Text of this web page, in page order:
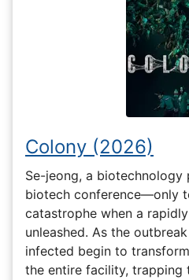
Colony (2026)
Se-jeong, a biotechnology
biotech conference—only
catastrophe when a
unleashed. As the
infected begin to
the entire facility, trapping